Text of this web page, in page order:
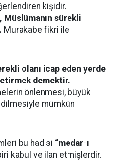
kişidir.
sürekli
Murakabe fikri ile
olanı icap eden yerde
demektir.
önlenmesi, büyük
mümkün
bu hadisi “medar-ı
kabul ve ilan etmişlerdir.